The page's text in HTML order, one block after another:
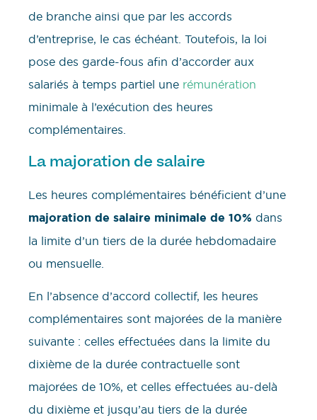
de branche ainsi que par les accords
d’entreprise, le cas échéant. Toutefois, la loi
pose des garde-fous afin d’accorder aux
salariés à temps partiel une rémunération
minimale à l’exécution des heures
complémentaires.
La majoration de salaire
Les heures complémentaires bénéficient d’une
majoration de salaire minimale de 10% dans
la limite d’un tiers de la durée hebdomadaire
ou mensuelle.
En l’absence d’accord collectif, les heures
complémentaires sont majorées de la manière
suivante : celles effectuées dans la limite du
dixième de la durée contractuelle sont
majorées de 10%, et celles effectuées au-delà
du dixième et jusqu’au tiers de la durée